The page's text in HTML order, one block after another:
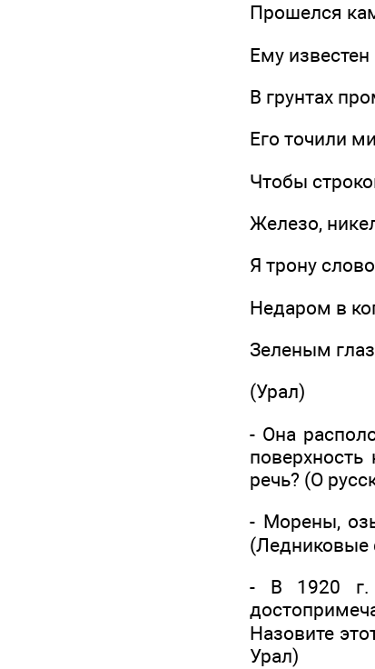
Прошелся
Ему
В грунтах
Его точили
Чтобы
Железо,
Я трону
Недаром в
Зеленым
(Урал)
- Она
речь? (О
- Морены,
- В 1920 г.
Назовите
Урал)